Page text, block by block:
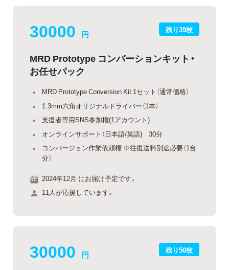
残り39枚
30000 円
MRD Prototype コンバーションキット・
お任せパック
MRD Prototype Conversion Kit 1セット（通常価格）
1.3mm六角オリジナルドライバー（1本）
支援者専用SNS参加権(1アカウント)
オンラインサポート（日本語/英語) 30分
コンバージョン作業依頼権 ※往復送料別途必要（1台
分）
2024年12月 にお届け予定です。
11人が応援しています。
残り50枚
30000 円